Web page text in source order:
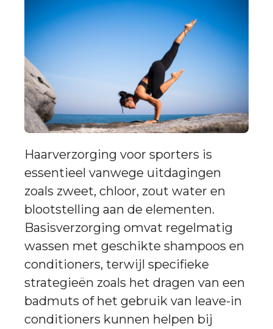
Haarverzorging voor sporters is
essentieel vanwege uitdagingen
zoals zweet, chloor, zout water en
blootstelling aan de elementen.
Basisverzorging omvat regelmatig
wassen met geschikte shampoos en
conditioners, terwijl specifieke
strategieën zoals het dragen van een
badmuts of het gebruik van leave-in
conditioners kunnen helpen bij